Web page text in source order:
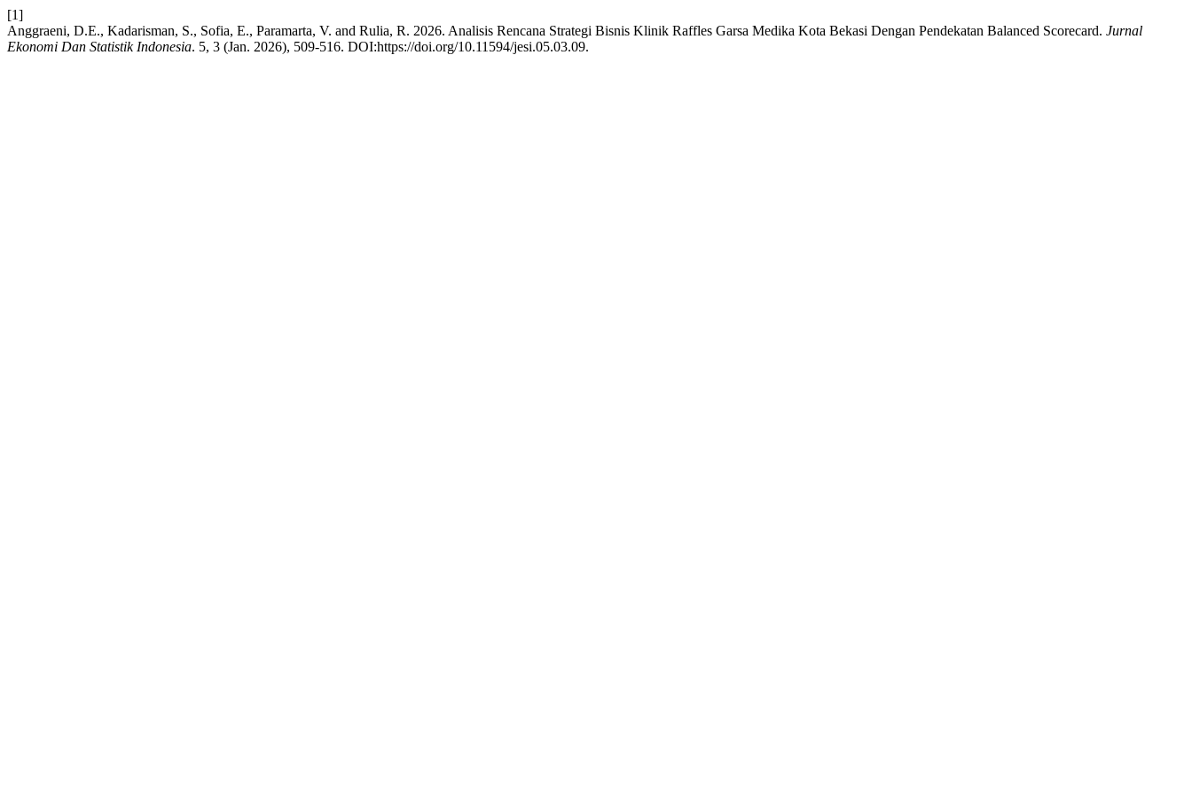
[1]
Anggraeni, D.E., Kadarisman, S., Sofia, E., Paramarta, V. and Rulia, R. 2026. Analisis Rencana Strategi Bisnis Klinik Raffles Garsa Medika Kota Bekasi Dengan Pendekatan Balanced Scorecard. Jurnal
Ekonomi Dan Statistik Indonesia. 5, 3 (Jan. 2026), 509-516. DOI:https://doi.org/10.11594/jesi.05.03.09.